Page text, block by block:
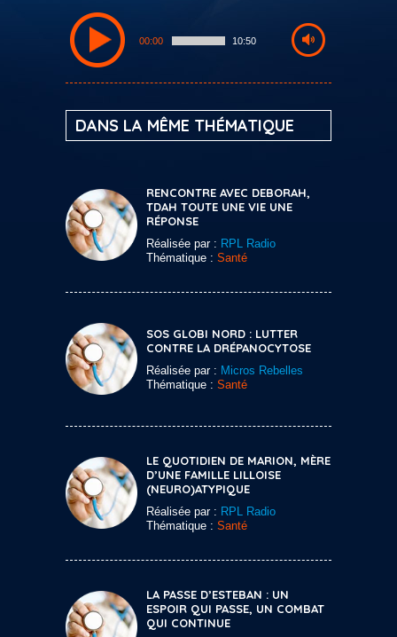
00:00 10:50
DANS LA MÊME THÉMATIQUE
RENCONTRE AVEC DEBORAH,
TDAH TOUTE UNE VIE UNE
RÉPONSE
Réalisée par : RPL Radio
Thématique : Santé
SOS GLOBI NORD : LUTTER
CONTRE LA DRÉPANOCYTOSE
Réalisée par : Micros Rebelles
Thématique : Santé
LE QUOTIDIEN DE MARION, MÈRE
D’UNE FAMILLE LILLOISE
(NEURO)ATYPIQUE
Réalisée par : RPL Radio
Thématique : Santé
LA PASSE D’ESTEBAN : UN
ESPOIR QUI PASSE, UN COMBAT
QUI CONTINUE